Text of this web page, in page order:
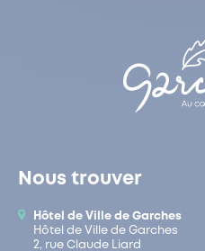
Nous trouver
Hôtel de Ville de Garches
Hôtel de Ville de Garches
2, rue Claude Liard